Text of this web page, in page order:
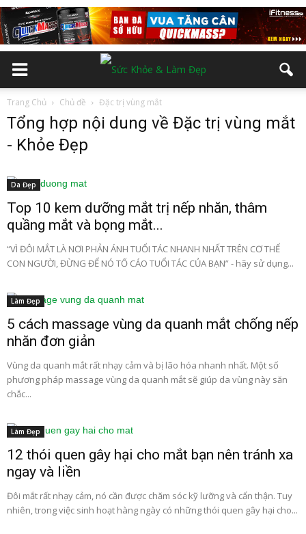
Trang Chủ Chủ đề Đặc trị vùng mắt
Tổng hợp nội dung về Đặc trị vùng mắt
- Khỏe Đẹp
Da Đẹp
Top 10 kem dưỡng mắt trị nếp nhăn, thâm
quầng mắt và bọng mắt...
“VÌ ĐÔI MẮT LÀ NƠI PHẢN ÁNH TUỔI TÁC NHANH NHẤT TRÊN CƠ THỂ
CON NGƯỜI, ĐỪNG ĐỂ NÓ TỐ CÁO TUỔI TÁC CỦA BẠN” - hãy sử dụng...
Làm Đẹp
5 cách massage vùng da quanh mắt chống nếp
nhăn đơn giản
Vùng da quanh mắt rất nhạy cảm và bị lão hóa nhanh nhất. Một số
phương pháp massage vùng da quanh mắt sẽ giúp da vùng này săn
chắc...
Làm Đẹp
12 thói quen gây hại cho mắt bạn nên tránh xa
ngay và liền
Đôi mắt rất nhạy cảm, nó cần được chăm sóc kỹ lưỡng và cẩn thận. Tuy
nhiên, trong việc sinh hoạt hàng ngày có những thói quen gây hại cho...